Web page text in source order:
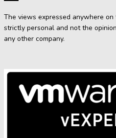
The views expressed anywhere on
strictly personal and not the
any other company.